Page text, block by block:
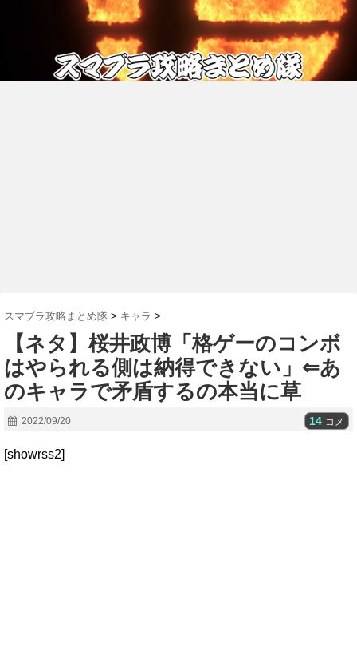
スマブラ攻略まとめ隊 > キャラ >
【ネタ】桜井政博「格ゲーのコンボ
はやられる側は納得できない」⇐あ
のキャラで矛盾するの本当に草
2022/09/20 14 コメ
[showrss2]